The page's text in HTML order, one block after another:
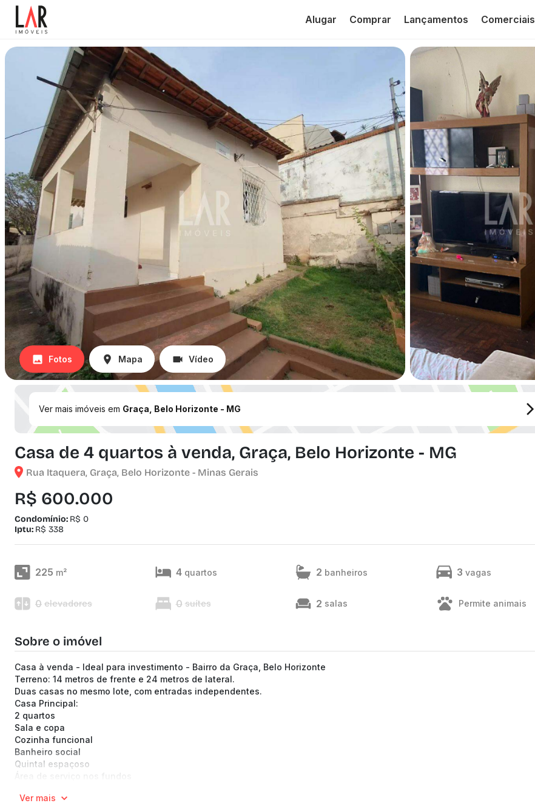
Alugar Comprar Lançamentos Comerciais
Fotos Mapa Vídeo
Ver mais imóveis em Graça, Belo Horizonte - MG
Casa de 4 quartos à venda, Graça, Belo Horizonte - MG
Rua Itaquera, Graça, Belo Horizonte - Minas Gerais
R$ 600.000
Condomínio: R$ 0
Iptu: R$ 338
225 m² 4 quartos 2 banheiros 3 vagas
0 elevadores 0 suítes 2 salas Permite animais
Sobre o imóvel
Casa à venda - Ideal para investimento - Bairro da Graça, Belo Horizonte
Terreno: 14 metros de frente e 24 metros de lateral.
Duas casas no mesmo lote, com entradas independentes.
Casa Principal:
2 quartos
Sala e copa
Cozinha funcional
Banheiro social
Quintal espaçoso
Área de serviço nos fundos
2 quartos
Ver mais